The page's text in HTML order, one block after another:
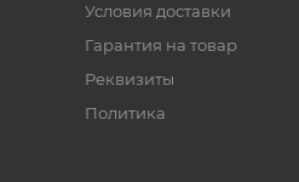
Условия доставки
Гарантия на товар
Реквизиты
Политика